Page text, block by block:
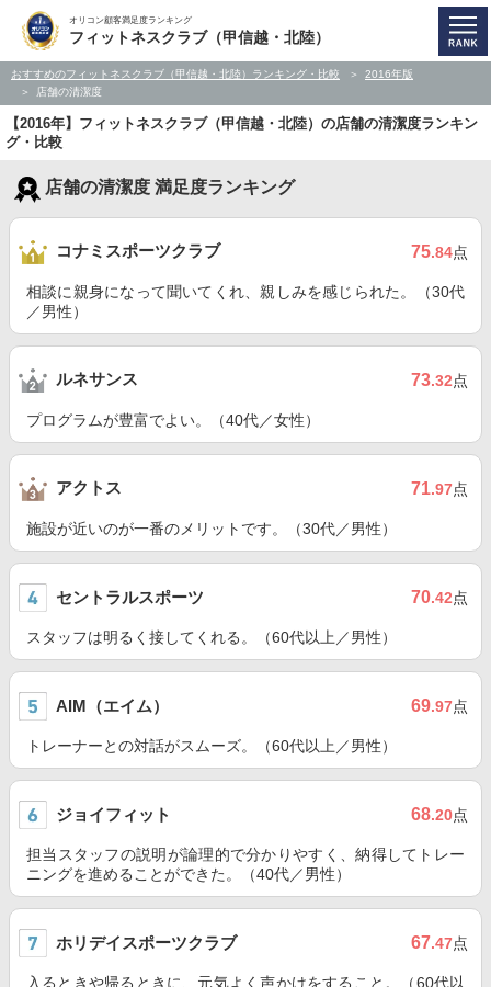
オリコン顧客満足度ランキング
フィットネスクラブ（甲信越・北陸）
おすすめのフィットネスクラブ（甲信越・北陸）ランキング・比較
2016年版
店舗の清潔度
【2016年】フィットネスクラブ（甲信越・北陸）の店舗の清潔度ランキン
グ・比較
店舗の清潔度 満足度ランキング
コナミスポーツクラブ 75.84点
相談に親身になって聞いてくれ、親しみを感じられた。（30代
／男性）
ルネサンス 73.32点
プログラムが豊富でよい。（40代／女性）
アクトス 71.97点
施設が近いのが一番のメリットです。（30代／男性）
セントラルスポーツ 70.42点
スタッフは明るく接してくれる。（60代以上／男性）
AIM（エイム） 69.97点
トレーナーとの対話がスムーズ。（60代以上／男性）
ジョイフィット 68.20点
担当スタッフの説明が論理的で分かりやすく、納得してトレー
ニングを進めることができた。（40代／男性）
ホリデイスポーツクラブ 67.47点
入るときや帰るときに、元気よく声かけをすること。（60代以